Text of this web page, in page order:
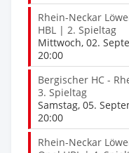
Rhein-Neckar
HBL | 2. Spieltag
Mittwoch, 02.
20:00
Bergischer HC -
3. Spieltag
Samstag, 05.
20:00
Rhein-Neckar